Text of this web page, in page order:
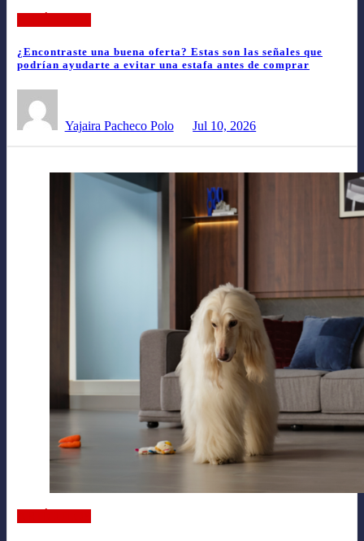
¿Encontraste una buena oferta? Estas son las señales que
podrían ayudarte a evitar una estafa antes de comprar
Yajaira Pacheco Polo Jul 10, 2026